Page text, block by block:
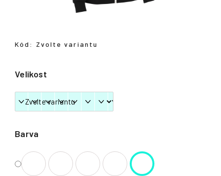
Barva
Velikost
Kód: Zvolte variantu